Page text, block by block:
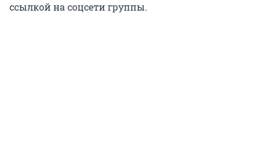
ссылкой на соцсети группы.